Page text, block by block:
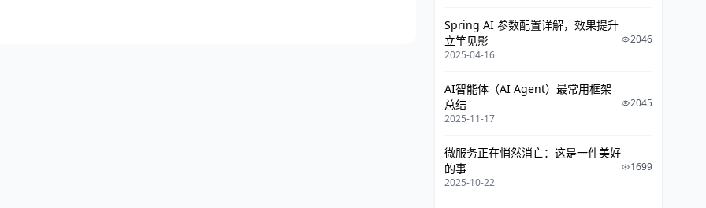
Spring AI 参数配置详解，效果提升
立竿见影
2025-04-16
2046
AI智能体（AI Agent）最常用框架
总结
2025-11-17
2045
微服务正在悄然消亡：这是一件美好
的事
2025-10-22
1699